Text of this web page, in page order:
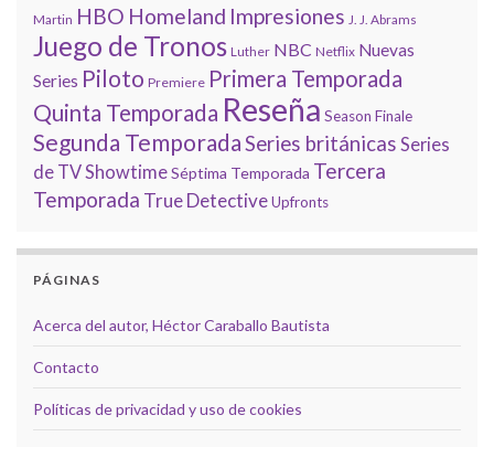
Martin HBO Homeland Impresiones J. J. Abrams
Juego de Tronos Luther NBC Netflix Nuevas
Series Piloto Premiere Primera Temporada
Quinta Temporada Reseña Season Finale
Segunda TemporadaSeries británicas Series
de TVShowtimeSéptima Temporada Tercera
Temporada True DetectiveUpfronts
PÁGINAS
Acerca del autor, Héctor Caraballo Bautista
Contacto
Políticas de privacidad y uso de cookies